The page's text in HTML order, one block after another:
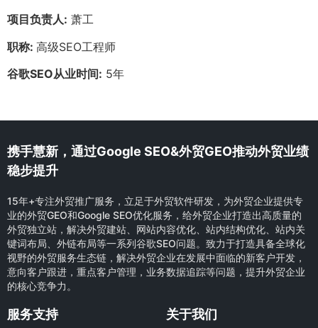
项目负责人: 萧工
职称: 高级SEO工程师
谷歌SEO从业时间: 5年
携手慧新，通过Google SEO&外贸GEO推动外贸业绩
稳步提升
15年+专注外贸推广服务，立足于外贸软件研发，为外贸企业提供专
业的外贸GEO和Google SEO优化服务，给外贸企业打造出高质量的
外贸独立站，解决外贸建站、网站内容优化、站内结构优化、站内关
键词布局、外链布局等一系列谷歌SEO问题。致力于打造具备全球化
视野的外贸服务生态链，解决外贸企业在发展中面临的新客户开发，
意向客户跟进，重点客户管理，业务数据追踪等问题，提升外贸企业
的核心竞争力。
服务支持 关于我们